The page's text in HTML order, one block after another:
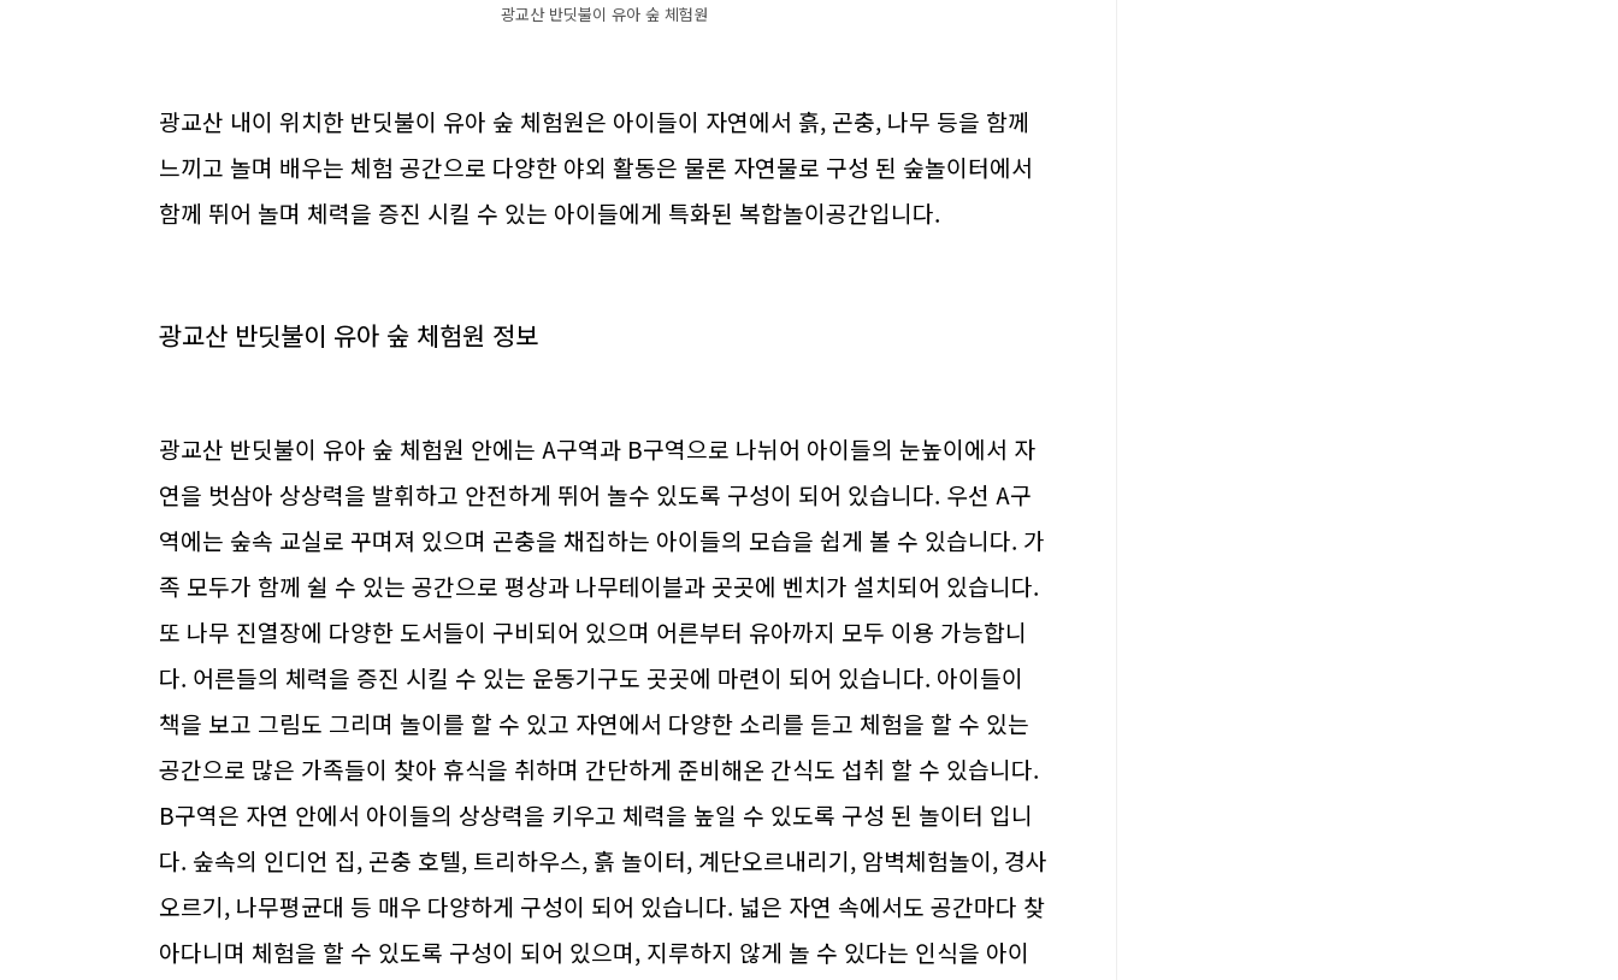
광교산 반딧불이 유아 숲 체험원
광교산 내이 위치한 반딧불이 유아 숲 체험원은 아이들이 자연에서 흙, 곤충, 나무 등을 함께
느끼고 놀며 배우는 체험 공간으로 다양한 야외 활동은 물론 자연물로 구성 된 숲놀이터에서
함께 뛰어 놀며 체력을 증진 시킬 수 있는 아이들에게 특화된 복합놀이공간입니다.
광교산 반딧불이 유아 숲 체험원 정보
광교산 반딧불이 유아 숲 체험원 안에는 A구역과 B구역으로 나뉘어 아이들의 눈높이에서 자
연을 벗삼아 상상력을 발휘하고 안전하게 뛰어 놀수 있도록 구성이 되어 있습니다. 우선 A구
역에는 숲속 교실로 꾸며져 있으며 곤충을 채집하는 아이들의 모습을 쉽게 볼 수 있습니다. 가
족 모두가 함께 쉴 수 있는 공간으로 평상과 나무테이블과 곳곳에 벤치가 설치되어 있습니다.
또 나무 진열장에 다양한 도서들이 구비되어 있으며 어른부터 유아까지 모두 이용 가능합니
다. 어른들의 체력을 증진 시킬 수 있는 운동기구도 곳곳에 마련이 되어 있습니다. 아이들이
책을 보고 그림도 그리며 놀이를 할 수 있고 자연에서 다양한 소리를 듣고 체험을 할 수 있는
공간으로 많은 가족들이 찾아 휴식을 취하며 간단하게 준비해온 간식도 섭취 할 수 있습니다.
B구역은 자연 안에서 아이들의 상상력을 키우고 체력을 높일 수 있도록 구성 된 놀이터 입니
다. 숲속의 인디언 집, 곤충 호텔, 트리하우스, 흙 놀이터, 계단오르내리기, 암벽체험놀이, 경사
오르기, 나무평균대 등 매우 다양하게 구성이 되어 있습니다. 넓은 자연 속에서도 공간마다 찾
아다니며 체험을 할 수 있도록 구성이 되어 있으며, 지루하지 않게 놀 수 있다는 인식을 아이